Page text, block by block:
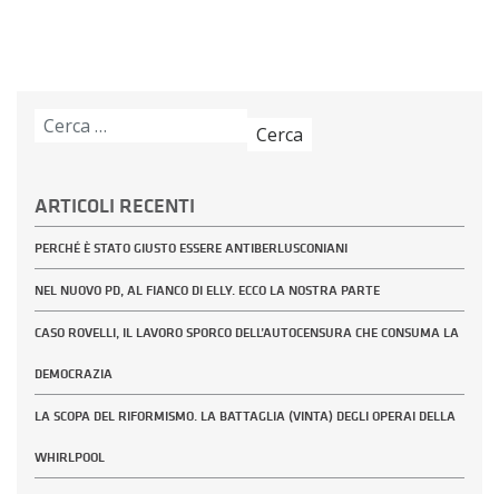
Ricerca
ARTICOLI RECENTI
PERCHÉ È STATO GIUSTO ESSERE ANTIBERLUSCONIANI
NEL NUOVO PD, AL FIANCO DI ELLY. ECCO LA NOSTRA PARTE
CASO ROVELLI, IL LAVORO SPORCO DELL’AUTOCENSURA CHE CONSUMA LA
DEMOCRAZIA
LA SCOPA DEL RIFORMISMO. LA BATTAGLIA (VINTA) DEGLI OPERAI DELLA
WHIRLPOOL